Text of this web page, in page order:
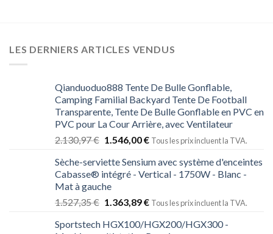
LES DERNIERS ARTICLES VENDUS
Qianduoduo888 Tente De Bulle Gonflable,
Camping Familial Backyard Tente De Football
Transparente, Tente De Bulle Gonflable en PVC en
PVC pour La Cour Arrière, avec Ventilateur
2.130,97€ 1.546,00€ Tous les prix incluent la TVA.
Sèche-serviette Sensium avec système d'enceintes
Cabasse® intégré - Vertical - 1750W - Blanc -
Mat à gauche
1.527,35€ 1.363,89€ Tous les prix incluent la TVA.
Sportstech HGX100/HGX200/HGX300 -